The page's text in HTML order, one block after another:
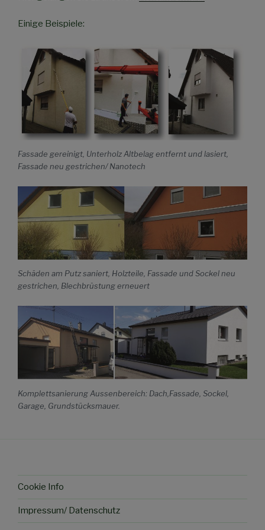
Einige Beispiele:
Fassade gereinigt, Unterholz Altbelag entfernt und lasiert,
Fassade neu gestrichen/ Nanotech
Schäden am Putz saniert, Holzteile, Fassade und Sockel neu
gestrichen, Blechbrüstung erneuert
Komplettsanierung Aussenbereich: Dach,Fassade, Sockel,
Garage, Grundstücksmauer.
Cookie Info
Impressum/ Datenschutz